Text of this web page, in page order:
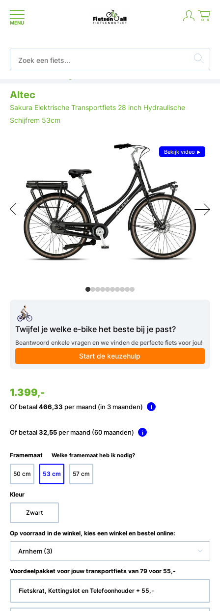
MENU
Altec
Sakura Elektrische Transportfiets 28 inch Hydraulische
Schijfrem 53cm
Bekijk video
Twijfel je welke e-bike het beste bij je past?
Beantwoord enkele vragen en we vinden de perfecte fiets voor jou!
Start de keuzehulp
1.399,-
Of betaal466,33 per maand (in 3 maanden) i
Of betaal32,55 per maand (60 maanden) i
Framemaat Welke framemaat heb ik nodig?
50 cm 53 cm 57 cm
Kleur
Zwart
Op voorraad in de winkel, kies een winkel en bestel online:
Arnhem (3)
Voordeelpakket voor jouw transportfiets van 79 voor 55,-
Fietskrat, Kettingslot en Telefoonhouder + 55,-